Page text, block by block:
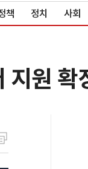
책 정치 사회
지원 확